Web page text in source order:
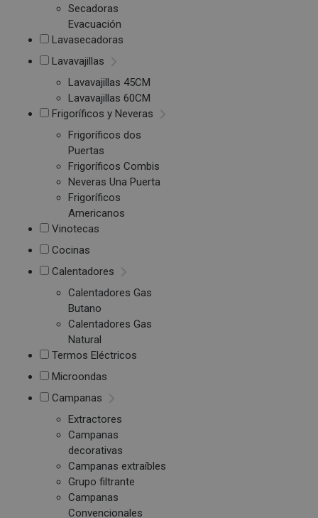
Secadoras
Evacuación
Lavasecadoras
Lavavajillas
Lavavajillas 45CM
Lavavajillas 60CM
Frigoríficos y Neveras
Frigoríficos dos
Puertas
Frigoríficos Combis
Neveras Una Puerta
Frigoríficos
Americanos
Vinotecas
Cocinas
Calentadores
Calentadores Gas
Butano
Calentadores Gas
Natural
Termos Eléctricos
Microondas
Campanas
Extractores
Campanas
decorativas
Campanas extraíbles
Grupo filtrante
Campanas
Convencionales